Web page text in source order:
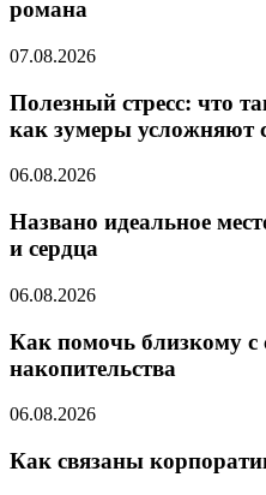
романа
07.08.2026
Полезный стресс: что
как зумеры усложняют
06.08.2026
Названо идеальное
и сердца
06.08.2026
Как помочь близкому с
накопительства
06.08.2026
Как связаны